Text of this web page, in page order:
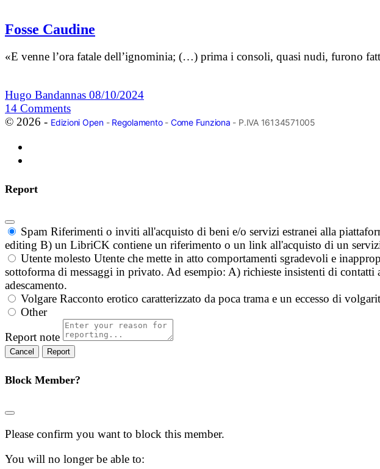
Fosse Caudine
«E venne l’ora fatale dell’ignominia; (…) prima i consoli, quasi nudi, furono
Hugo Bandannas 08/10/2024
14 Comments
© 2026 - Edizioni Open- Regolamento- Come Funziona - P.IVA 16134571005
Report
Spam Riferimenti o inviti all'acquisto di beni e/o servizi estranei alla
editing B) un LibriCK contiene un riferimento o un link all'acquisto di un
Utente molesto Utente che mette in atto comportamenti sgradevoli e
sottoforma di messaggi in privato. Ad esempio: A) richieste insistenti di
adescamento.
Volgare Racconto erotico caratterizzato da poca trama e un eccesso di
Other
Report note
Report
Block Member?
Please confirm you want to block this member.
You will no longer be able to: